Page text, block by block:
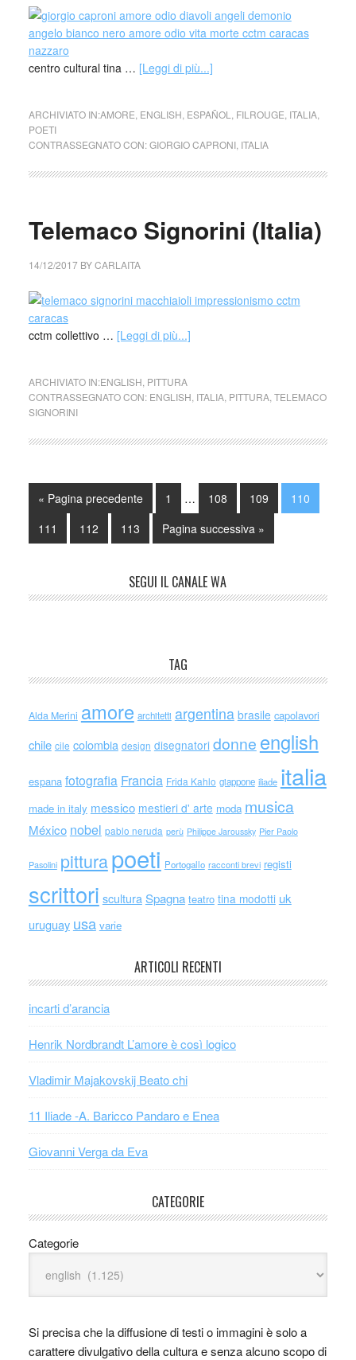
centro cultural tina … [Leggi di più...]
ARCHIVIATO IN:AMORE ENGLISH ESPAÑOL FILROUGE ITALIA,
POETI
CONTRASSEGNATO CON:GIORGIO CAPRONI, ITALIA
Telemaco Signorini (Italia)
14/12/2017BYCARLAITA
cctm collettivo … [Leggi di più...]
ARCHIVIATO IN:ENGLISH PITTURA
CONTRASSEGNATO CON: ENGLISH ITALIA, PITTURA, TELEMACO
SIGNORINI
« Pagina precedente 1 … 108 109
110
111
112 113 Pagina successiva »
SEGUI IL CANALE WA
TAG
Alda Merini amore architetti argentina brasile capolavori
chile cile colombia design disegnatori donne english
espana fotografia Francia Frida Kahlo giappone iliade italia
made in italy messico mestieri d' arte moda musica
México nobel pablo neruda perù Philippe Jaroussky Pier Paolo
Pasolini pitturapoeti Portogallo racconti brevi registi
scrittori scultura Spagna teatro tina modotti uk
uruguay usa varie
ARTICOLI RECENTI
incarti d’arancia
Henrik Nordbrandt L’amore è così logico
Vladimir Majakovskij Beato chi
11 Iliade -A. Baricco Pandaro e Enea
Giovanni Verga da Eva
CATEGORIE
Categorie
Si precisa che la diffusione di testi o immagini è solo a
carattere divulgativo della cultura e senza alcuno scopo di